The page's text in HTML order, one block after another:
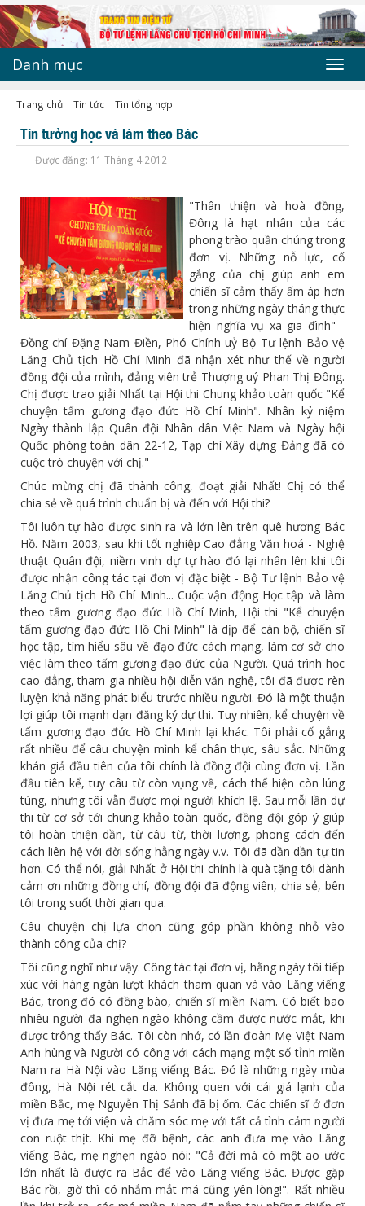
Danh mục
Trang chủ Tin tức Tin tổng hợp
Tin tưởng học và làm theo Bác
Được đăng: 11 Tháng 4 2012
"Thân thiện và hoà đồng,
Đông là hạt nhân của các
phong trào quần chúng trong
đơn vị. Những nỗ lực, cố
gắng của chị giúp anh em
chiến sĩ cảm thấy ấm áp hơn
trong những ngày tháng thực
hiện nghĩa vụ xa gia đình" -
Đồng chí Đặng Nam Điền, Phó Chính uỷ Bộ Tư lệnh Bảo vệ
Lăng Chủ tịch Hồ Chí Minh đã nhận xét như thế về người
đồng đội của mình, đảng viên trẻ Thượng uý Phan Thị Đông.
Chị được trao giải Nhất tại Hội thi Chung khảo toàn quốc "Kể
chuyện tấm gương đạo đức Hồ Chí Minh". Nhân kỷ niệm
Ngày thành lập Quân đội Nhân dân Việt Nam và Ngày hội
Quốc phòng toàn dân 22-12, Tạp chí Xây dựng Đảng đã có
cuộc trò chuyện với chị."
Chúc mừng chị đã thành công, đoạt giải Nhất! Chị có thể
chia sẻ về quá trình chuẩn bị và đến với Hội thi?
Tôi luôn tự hào được sinh ra và lớn lên trên quê hương Bác
Hồ. Năm 2003, sau khi tốt nghiệp Cao đẳng Văn hoá - Nghệ
thuật Quân đội, niềm vinh dự tự hào đó lại nhân lên khi tôi
được nhận công tác tại đơn vị đặc biệt - Bộ Tư lệnh Bảo vệ
Lăng Chủ tịch Hồ Chí Minh... Cuộc vận động Học tập và làm
theo tấm gương đạo đức Hồ Chí Minh, Hội thi "Kể chuyện
tấm gương đạo đức Hồ Chí Minh" là dịp để cán bộ, chiến sĩ
học tập, tìm hiểu sâu về đạo đức cách mạng, làm cơ sở cho
việc làm theo tấm gương đạo đức của Người. Quá trình học
cao đẳng, tham gia nhiều hội diễn văn nghệ, tôi đã được rèn
luyện khả năng phát biểu trước nhiều người. Đó là một thuận
lợi giúp tôi mạnh dạn đăng ký dự thi. Tuy nhiên, kể chuyện về
tấm gương đạo đức Hồ Chí Minh lại khác. Tôi phải cố gắng
rất nhiều để câu chuyện mình kể chân thực, sâu sắc. Những
khán giả đầu tiên của tôi chính là đồng đội cùng đơn vị. Lần
đầu tiên kể, tuy câu từ còn vụng về, cách thể hiện còn lúng
túng, nhưng tôi vẫn được mọi người khích lệ. Sau mỗi lần dự
thi từ cơ sở tới chung khảo toàn quốc, đồng đội góp ý giúp
tôi hoàn thiện dần, từ câu từ, thời lượng, phong cách đến
cách liên hệ với đời sống hằng ngày v.v. Tôi đã dần dần tự tin
hơn. Có thể nói, giải Nhất ở Hội thi chính là quà tặng tôi dành
cảm ơn những đồng chí, đồng đội đã động viên, chia sẻ, bên
tôi trong suốt thời gian qua.
Câu chuyện chị lựa chọn cũng góp phần không nhỏ vào
thành công của chị?
Tôi cũng nghĩ như vậy. Công tác tại đơn vị, hằng ngày tôi tiếp
xúc với hàng ngàn lượt khách tham quan và vào Lăng viếng
Bác, trong đó có đồng bào, chiến sĩ miền Nam. Có biết bao
nhiêu người đã nghẹn ngào không cầm được nước mắt, khi
được trông thấy Bác. Tôi còn nhớ, có lần đoàn Mẹ Việt Nam
Anh hùng và Người có công với cách mạng một số tỉnh miền
Nam ra Hà Nội vào Lăng viếng Bác. Đó là những ngày mùa
đông, Hà Nội rét cắt da. Không quen với cái giá lạnh của
miền Bắc, mẹ Nguyễn Thị Sảnh đã bị ốm. Các chiến sĩ ở đơn
vị đưa mẹ tới viện và chăm sóc mẹ với tất cả tình cảm người
con ruột thịt. Khi mẹ đỡ bệnh, các anh đưa mẹ vào Lăng
viếng Bác, mẹ nghẹn ngào nói: "Cả đời má có một ao ước
lớn nhất là được ra Bắc để vào Lăng viếng Bác. Được gặp
Bác rồi, giờ thì có nhắm mắt má cũng yên lòng!". Rất nhiều